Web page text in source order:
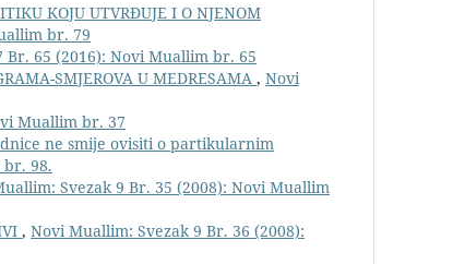
KOJU UTVRĐUJE I O NJENOM
br. 79
Br. 65 (2016): Novi Muallim br. 65
SMJEROVA U MEDRESAMA , Novi
Muallim br. 37
ne smije ovisiti o partikularnim
br. 98.
Svezak 9 Br. 35 (2008): Novi Muallim
, Novi Muallim: Svezak 9 Br. 36 (2008):